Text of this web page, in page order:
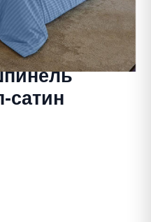
сатин